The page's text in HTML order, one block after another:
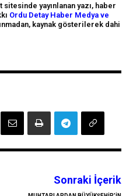
yayınlanan yazı, haber
Ordu Detay Haber Medya ve
kaynak gösterilerek dahi
Sonraki İçerik